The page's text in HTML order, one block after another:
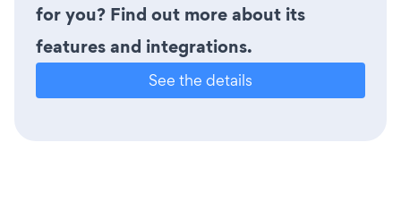
for you? Find out more about its
features and integrations.
See the details